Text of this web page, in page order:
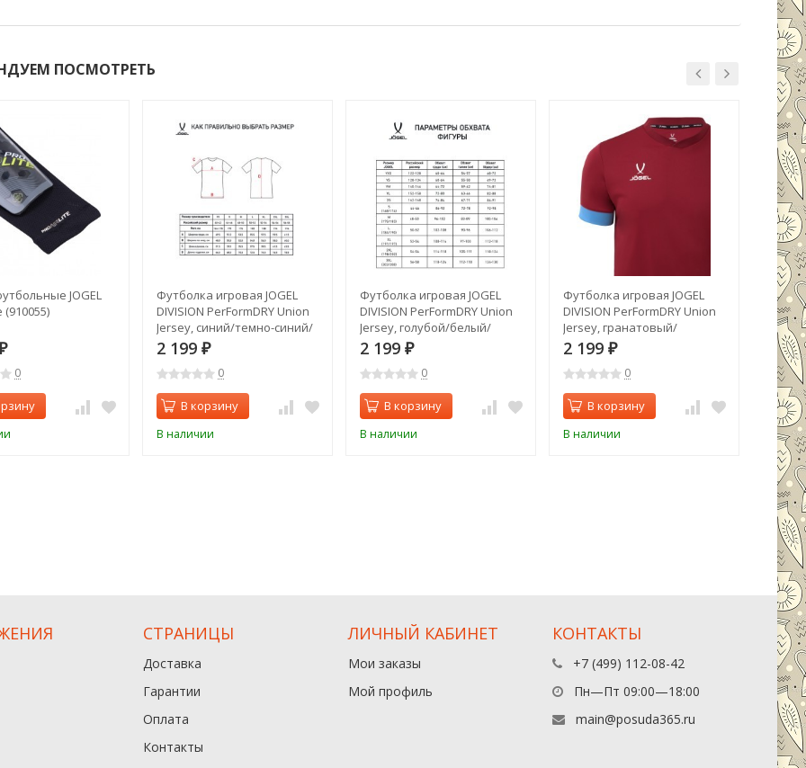
ПОСМОТРЕТЬ
JOGEL
0
Футболка игровая JOGEL
DIVISION PerFormDRY Union
Jersey, синий/темно-синий/
белый (1751338)
2 199 ₽
0
В корзину
В наличии
Футболка игровая JOGEL
DIVISION PerFormDRY Union
Jersey, голубой/белый/
белый (1751664)
2 199 ₽
0
В корзину
В наличии
Футболка игровая JOGEL
DIVISION PerFormDRY Union
Jersey, гранатовый/
голубой/белый (1751888)
2 199 ₽
0
В корзину
В наличии
2
В
В
СТРАНИЦЫ
Доставка
Гарантии
Оплата
Контакты
ЛИЧНЫЙ КАБИНЕТ
Мои заказы
Мой профиль
КОНТАКТЫ
+7 (499) 112-08-42
Пн—Пт 09:00—18:00
main@posuda365.ru